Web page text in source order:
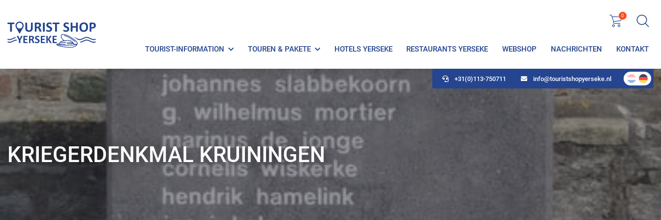
TOURIST-INFORMATION TOUREN & PAKETE HOTELS YERSEKE RESTAURANTS YERSEKE WEBSHOP NACHRICHTEN KONTAKT
0
+31(0)113-750711 info@touristshopyerseke.nl
KRIEGERDENKMAL KRUININGEN